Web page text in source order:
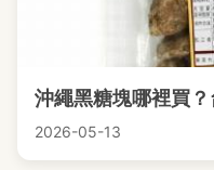
沖繩黑糖塊哪裡買
2026-05-13